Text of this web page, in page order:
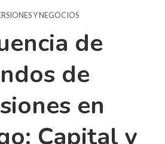
Y NEGOCIOS
de
de
en
Capital y